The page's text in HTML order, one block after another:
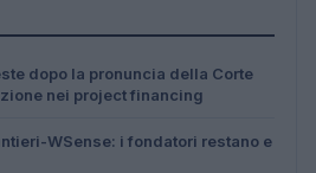
dopo la pronuncia della Corte
nei project financing
WSense: i fondatori restano e